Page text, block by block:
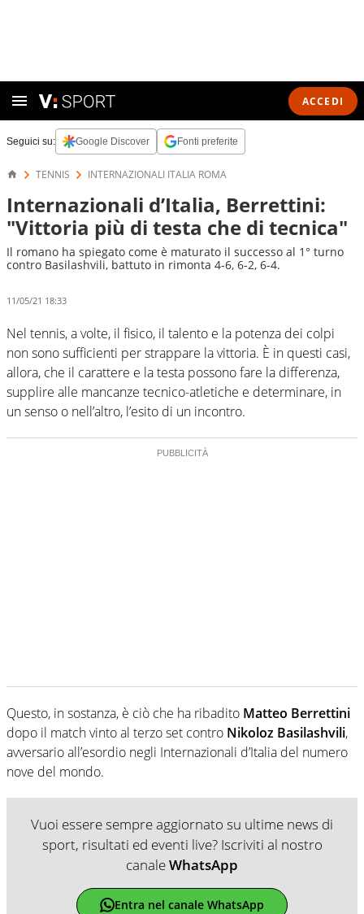
ACCEDI
Seguici su: Google Discover Fonti preferite
TENNIS INTERNAZIONALI ITALIA ROMA
Internazionali d’Italia, Berrettini:
"Vittoria più di testa che di tecnica"
Il romano ha spiegato come è maturato il successo al 1° turno
contro Basilashvili, battuto in rimonta 4-6, 6-2, 6-4.
11/05/21 18:33
Nel tennis, a volte, il fisico, il talento e la potenza dei colpi
non sono sufficienti per strappare la vittoria. È in questi casi,
allora, che il carattere e la testa possono fare la differenza,
supplire alle mancanze tecnico-atletiche e determinare, in
un senso o nell’altro, l’esito di un incontro.
Questo, in sostanza, è ciò che ha ribadito Matteo Berrettini
dopo il match vinto al terzo set contro Nikoloz Basilashvili,
avversario all’esordio negli Internazionali d’Italia del numero
nove del mondo.
Vuoi essere sempre aggiornato su ultime news di
sport, risultati ed eventi live? Iscriviti al nostro
canaleWhatsApp
Entra nel canale WhatsApp